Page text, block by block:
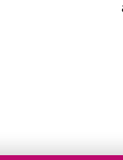
LASCANA
von uns